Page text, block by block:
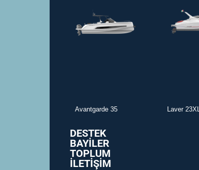
Avantgarde 35 Laver 23XL
DESTEK
BAYİLER
TOPLUM
İLETİŞİM